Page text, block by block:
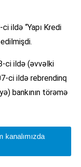
ildə “Yapı Kredi
ci ildə (əvvəlki
ci ildə rebrendinq
bankının törəmə
kanalımızda